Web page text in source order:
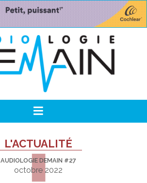
L'ACTUALITÉ
AUDIOLOGIE DEMAIN #27
octobre 2022